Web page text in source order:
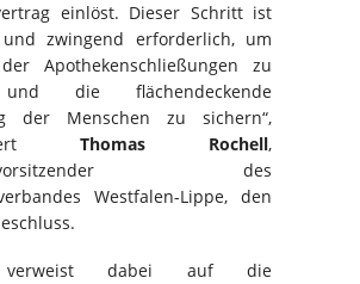
einlöst. Dieser Schritt ist
zwingend erforderlich, um
Apothekenschließungen zu
die flächendeckende
der Menschen zu sichern“,
Thomas Rochell,
des
Westfalen-Lippe, den
verweist dabei auf die